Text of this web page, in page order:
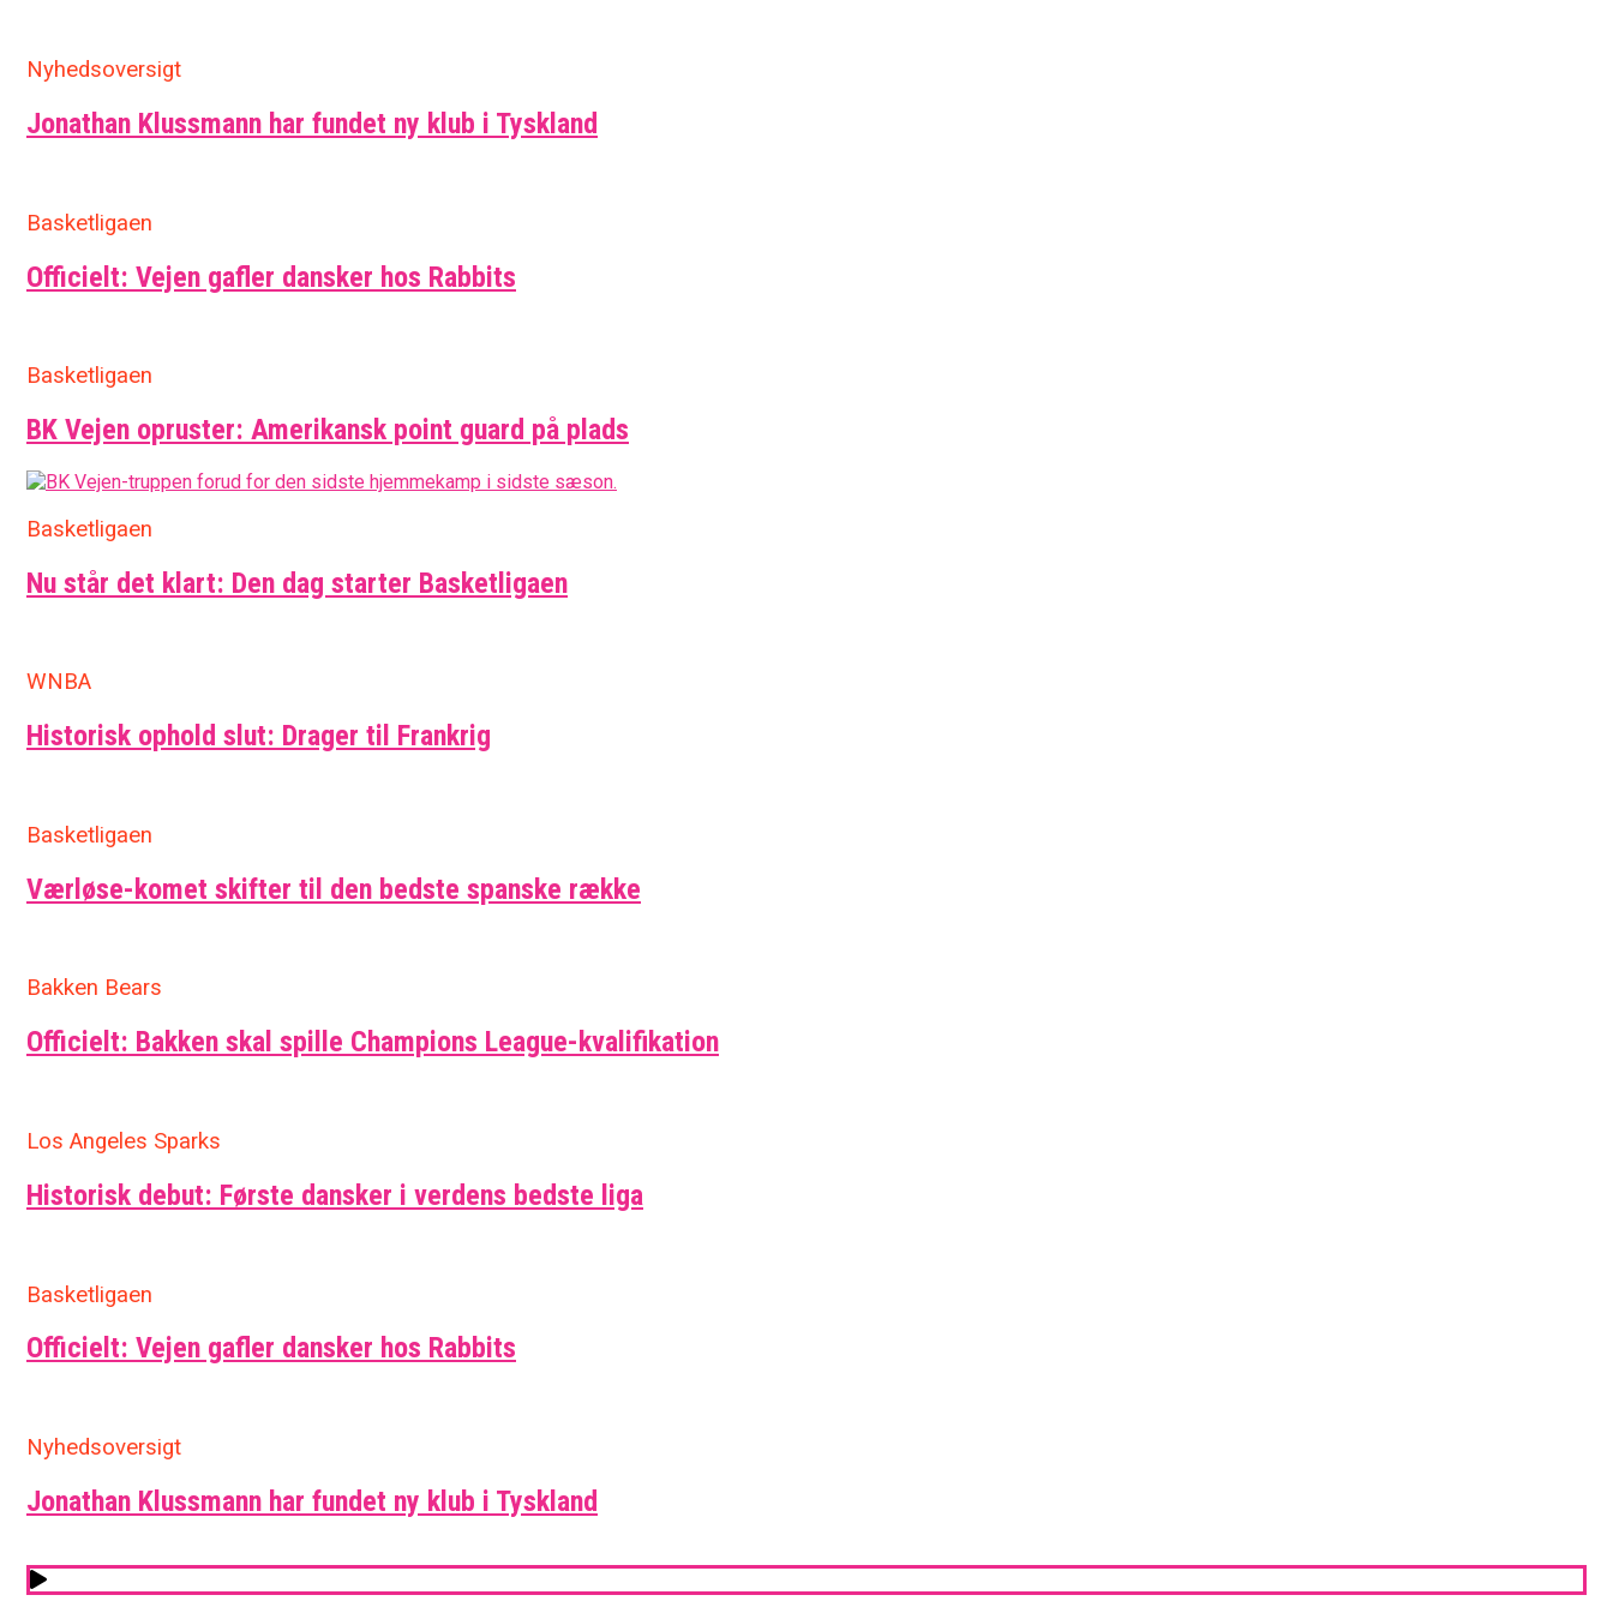
Nyhedsoversigt
Jonathan Klussmann har fundet ny klub i Tyskland
Basketligaen
Officielt: Vejen gafler dansker hos Rabbits
Basketligaen
BK Vejen opruster: Amerikansk point guard på plads
Basketligaen
Nu står det klart: Den dag starter Basketligaen
WNBA
Historisk ophold slut: Drager til Frankrig
Basketligaen
Værløse-komet skifter til den bedste spanske række
Bakken Bears
Officielt: Bakken skal spille Champions League-kvalifikation
Los Angeles Sparks
Historisk debut: Første dansker i verdens bedste liga
Basketligaen
Officielt: Vejen gafler dansker hos Rabbits
Nyhedsoversigt
Jonathan Klussmann har fundet ny klub i Tyskland